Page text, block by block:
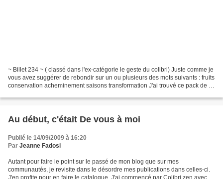
~ Billet 234 ~ ( classé dans l'ex-catégorie le geste du colibri) Juste comme je
vous avez suggérer de rebondir sur un ou plusieurs des mots suivants : fruits
conservation acheminement saisons transformation J'ai trouvé ce pack de 6
Au début, c'était De vous à moi
Publié le 14/09/2009 à 16:20
Par Jeanne Fadosi
Autant pour faire le point sur le passé de mon blog que sur mes
communautés, je revisite dans le désordre mes publications dans celles-ci.
J'en profite pour en faire le catalogue. J'ai commencé par Colibri zen avec